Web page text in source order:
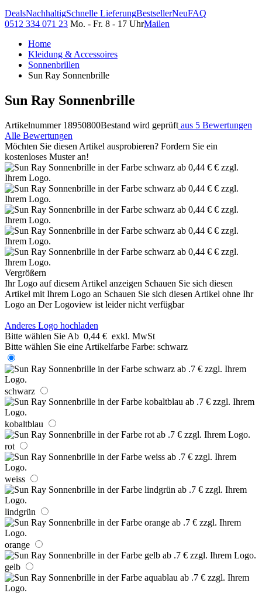
DealsNachhaltigSchnelle LieferungBestsellerNeuFAQ
0512 334 071 23 Mo. - Fr. 8 - 17 UhrMailen
Home
Kleidung & Accessoires
Sonnenbrillen
Sun Ray Sonnenbrille
Sun Ray Sonnenbrille
Artikelnummer 18950800Bestand wird geprüft aus 5 Bewertungen
Alle Bewertungen
Möchten Sie diesen Artikel ausprobieren? Fordern Sie ein
kostenloses Muster an!
Vergrößern
Ihr Logo auf diesem Artikel anzeigen Schauen Sie sich diesen
Artikel mit Ihrem Logo an Schauen Sie sich diesen Artikel ohne Ihr
Logo an Der Logoview ist leider nicht verfügbar
Anderes Logo hochladen
Bitte wählen Sie Ab 0,44 € exkl. MwSt
Bitte wählen Sie eine Artikelfarbe Farbe: schwarz
schwarz
kobaltblau
rot
weiss
lindgrün
orange
gelb